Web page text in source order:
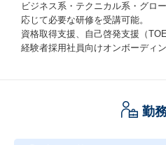
ビジネス系・テクニカル系・グロ
応じて必要な研修を受講可能。
資格取得支援、自己啓発支援（
経験者採用社員向けオンボーディ
勤